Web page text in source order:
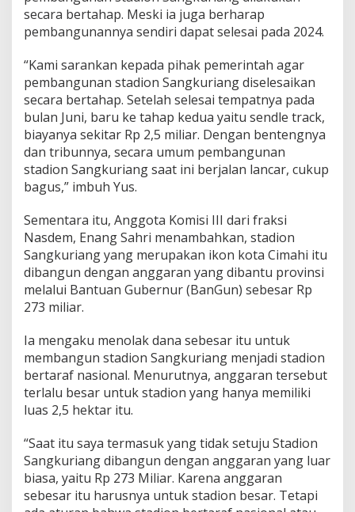
r
a
f
a
s
i
o
n
a
secara bertahap. Meski ia juga berharap
pembangunannya sendiri dapat selesai pada 2024.
“Kami sarankan kepada pihak pemerintah agar
pembangunan stadion Sangkuriang diselesaikan
secara bertahap. Setelah selesai tempatnya pada
bulan Juni, baru ke tahap kedua yaitu sendle track,
biayanya sekitar Rp 2,5 miliar. Dengan bentengnya
dan tribunnya, secara umum pembangunan
stadion Sangkuriang saat ini berjalan lancar, cukup
bagus,” imbuh Yus.
Sementara itu, Anggota Komisi III dari fraksi
Nasdem, Enang Sahri menambahkan, stadion
Sangkuriang yang merupakan ikon kota Cimahi itu
dibangun dengan anggaran yang dibantu provinsi
melalui Bantuan Gubernur (BanGun) sebesar Rp
273 miliar.
Ia mengaku menolak dana sebesar itu untuk
membangun stadion Sangkuriang menjadi stadion
bertaraf nasional. Menurutnya, anggaran tersebut
terlalu besar untuk stadion yang hanya memiliki
luas 2,5 hektar itu.
“Saat itu saya termasuk yang tidak setuju Stadion
Sangkuriang dibangun dengan anggaran yang luar
biasa, yaitu Rp 273 Miliar. Karena anggaran
sebesar itu harusnya untuk stadion besar. Tetapi